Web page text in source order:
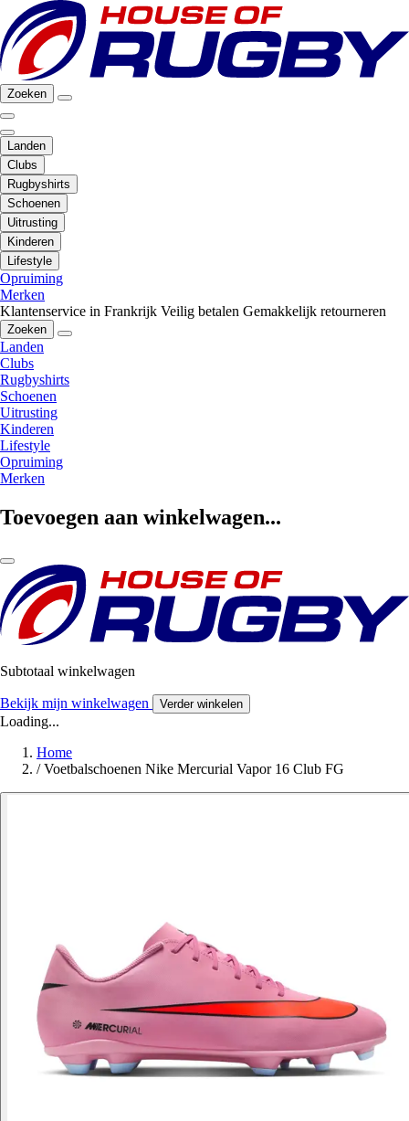
Zoeken
Landen
Clubs
Rugbyshirts
Schoenen
Uitrusting
Kinderen
Lifestyle
Opruiming
Merken
Klantenservice in Frankrijk Veilig betalen Gemakkelijk retourneren
Zoeken
Landen
Clubs
Rugbyshirts
Schoenen
Uitrusting
Kinderen
Lifestyle
Opruiming
Merken
Toevoegen aan winkelwagen...
Subtotaal winkelwagen
Bekijk mijn winkelwagen Verder winkelen
Loading...
Home
/ Voetbalschoenen Nike Mercurial Vapor 16 Club FG